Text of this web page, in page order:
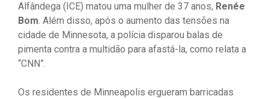
Alfândega (ICE) matou uma mulher de 37 anos, Renée
Bom. Além disso, após o aumento das tensões na
cidade de Minnesota, a polícia disparou balas de
pimenta contra a multidão para afastá-la, como relata a
“CNN”.
Os residentes de Minneapolis ergueram barricadas